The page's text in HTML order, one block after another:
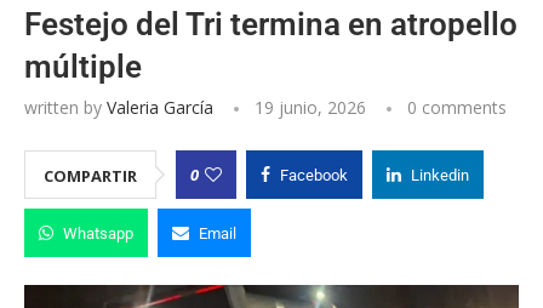
Festejo del Tri termina en atropello
múltiple
written by Valeria García 19 junio, 2026 0 comments
COMPARTIR 0 Facebook Linkedin
Whatsapp Email